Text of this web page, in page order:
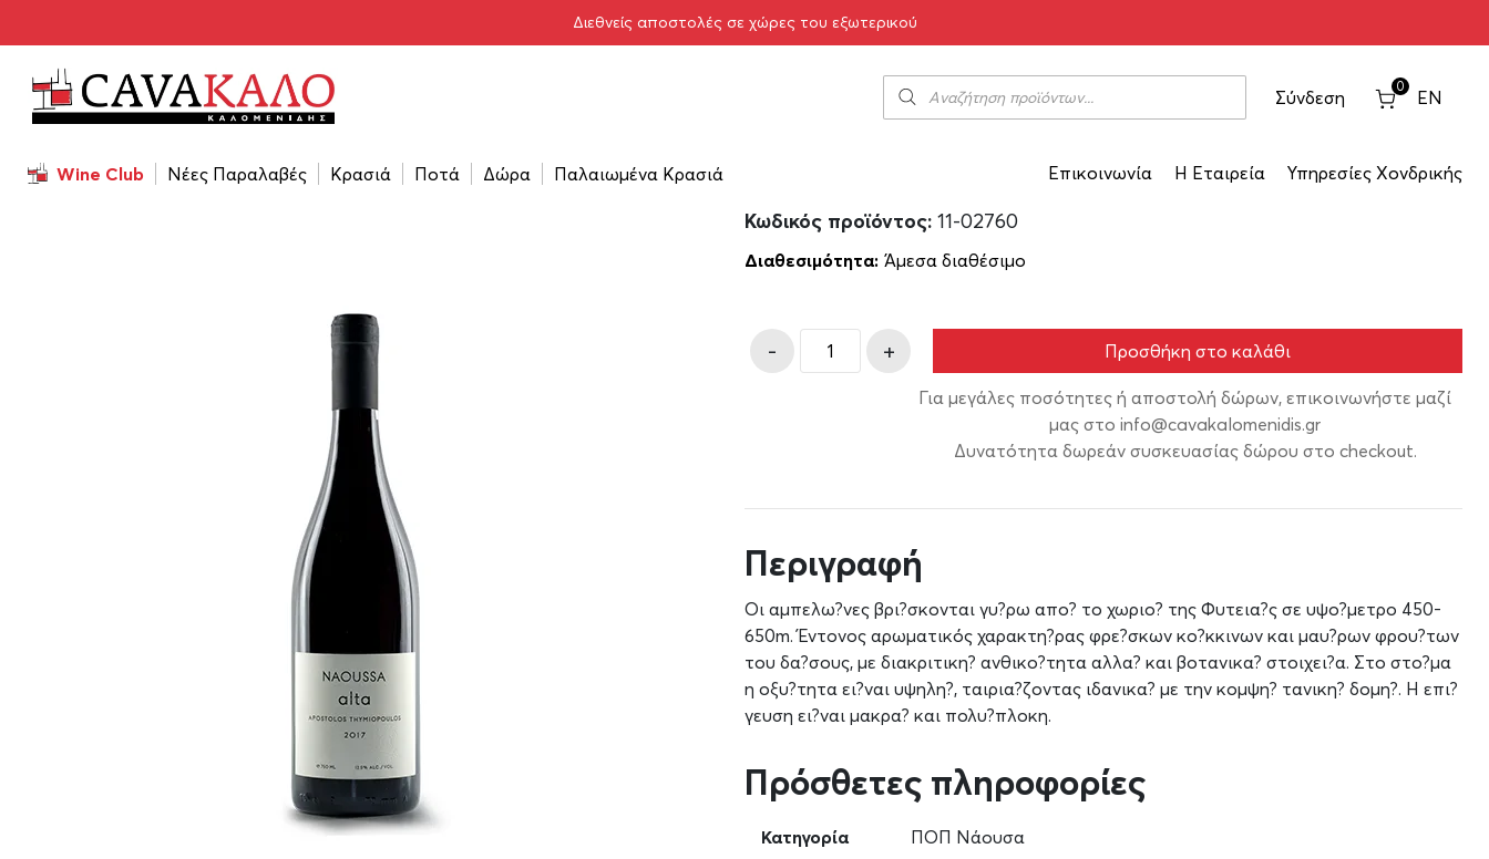
Διεθνείς αποστολές σε χώρες του εξωτερικού
Σύνδεση
0
EN
Wine Club Νέες Παραλαβές Κρασιά Ποτά Δώρα Παλαιωμένα Κρασιά Επικοινωνία Η Εταιρεία Υπηρεσίες Χονδρικής
Νάουσα Alta Αμπελώνες Θυμιόπουλου 2024 750ml
Νάουσα Alta Αμπελώνες Θυμιόπουλου 2024
Κωδικός προϊόντος: 11-02760
Διαθεσιμότητα: Άμεσα διαθέσιμο
- + Προσθήκη στο καλάθι
Για μεγάλες ποσότητες ή αποστολή δώρων, επικοινωνήστε μαζί
μας στο info@cavakalomenidis.gr
Δυνατότητα δωρεάν συσκευασίας δώρου στο checkout.
Περιγραφή
Οι αμπελω?νες βρι?σκονται γυ?ρω απο? το χωριο? της Φυτεια?ς σε υψο?μετρο 450-
650m. Έντονος αρωματικός χαρακτη?ρας φρε?σκων κο?κκινων και μαυ?ρων φρου?των
του δα?σους, με διακριτικη? ανθικο?τητα αλλα? και βοτανικα? στοιχει?α. Στο στο?μα
η οξυ?τητα ει?ναι υψηλη?, ταιρια?ζοντας ιδανικα? με την κομψη? τανικη? δομη?. Η επι?
γευση ει?ναι μακρα? και πολυ?πλοκη.
Πρόσθετες πληροφορίες
Κατηγορία
ΠΟΠ Νάουσα